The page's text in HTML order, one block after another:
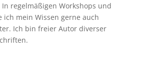
regelmäßigen Workshops und
ich mein Wissen gerne auch
Ich bin freier Autor diverser